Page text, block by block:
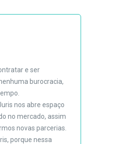
e ser
burocracia,
nos abre espaço
no mercado, assim
novas parcerias.
porque nessa